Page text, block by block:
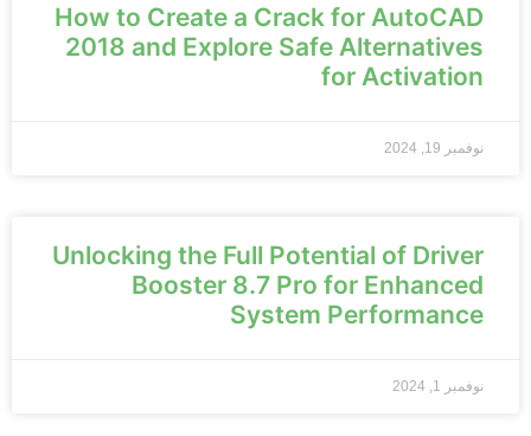
How to Create a Crack for AutoCAD
2018 and Explore Safe Alternatives
for Activation
نوفمبر 19, 2024
Unlocking the Full Potential of Driver
Booster 8.7 Pro for Enhanced
System Performance
نوفمبر 1, 2024